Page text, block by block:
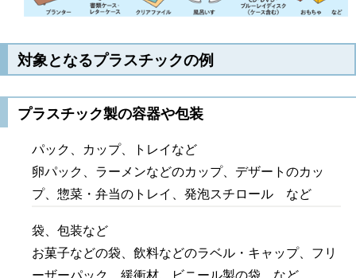
対象となるプラスチックの例
プラスチック製の容器や包装
パック、カップ、トレイなど
卵パック、ラーメンなどのカップ、デザートのカッ
プ、惣菜・弁当のトレイ、発泡スチロール など
袋、包装など
お菓子などの袋、飲料などのラベル・キャップ、フリ
ーザーパック、緩衝材、ビニール製の袋 など